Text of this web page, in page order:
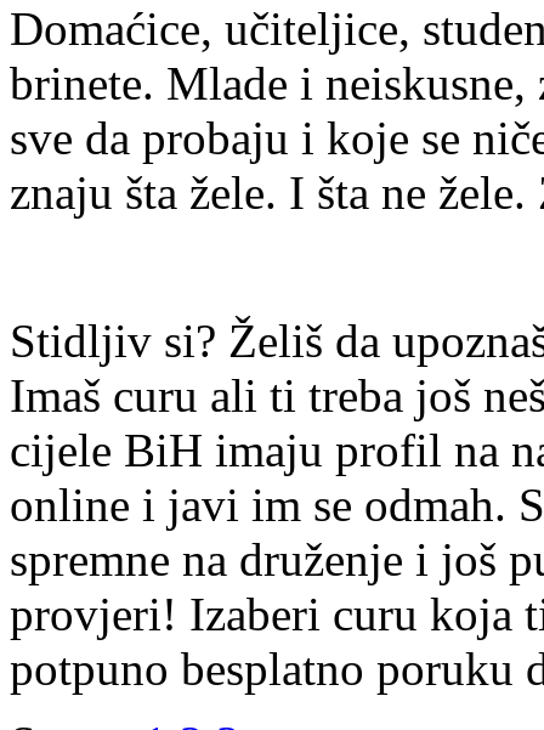
Domaćice, učiteljice,
brinete. Mlade i
sve da probaju i koje se
znaju šta žele. I šta ne
Stidljiv si? Želiš da
Imaš curu ali ti treba još
cijele BiH imaju profil na
online i javi im se odmah.
spremne na druženje i još
provjeri! Izaberi curu koja
potpuno besplatno poruku